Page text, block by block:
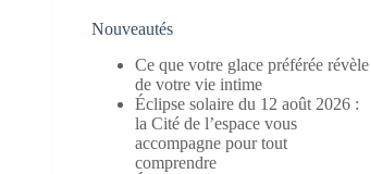
Nouveautés
Ce que votre glace préférée révèle
de votre vie intime
Éclipse solaire du 12 août 2026 :
la Cité de l’espace vous
accompagne pour tout
comprendre